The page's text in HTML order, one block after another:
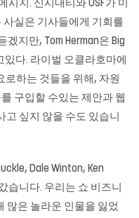
시지. 신시내티와 USF가 미
실은 기사들에게 기회를
지만, Tom Herman은 Big
있다. 라이벌 오클라호마에
로하는 것들을 위해, 자원
구입할 수있는 제안과 웹
싶지 않을 수도 있습니
Dale Winton, Ken
습니다. 우리는 쇼 비즈니
많은 놀라운 인물을 잃었